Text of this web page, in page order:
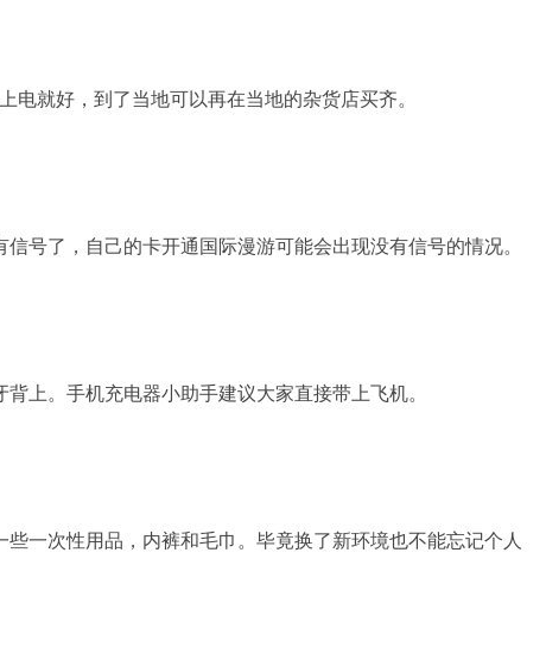
就好，到了当地可以再在当地的杂货店买齐。
号了，自己的卡开通国际漫游可能会出现没有信号的情况。
上。手机充电器小助手建议大家直接带上飞机。
一次性用品，内裤和毛巾。毕竟换了新环境也不能忘记个人